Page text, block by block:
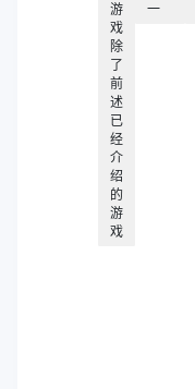
游
戏
除
了
前
述
已
经
介
绍
的
游
戏
一